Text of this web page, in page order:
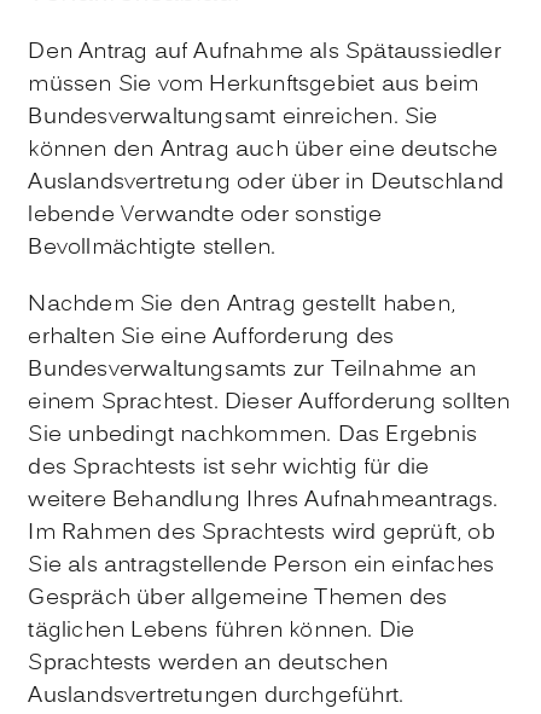
Den Antrag auf Aufnahme als Spätaussiedler
müssen Sie vom Herkunftsgebiet aus beim
Bundesverwaltungsamt einreichen. Sie
können den Antrag auch über eine deutsche
Auslandsvertretung oder über in Deutschland
lebende Verwandte oder sonstige
Bevollmächtigte stellen.
Nachdem Sie den Antrag gestellt haben,
erhalten Sie eine Aufforderung des
Bundesverwaltungsamts zur Teilnahme an
einem Sprachtest. Dieser Aufforderung sollten
Sie unbedingt nachkommen. Das Ergebnis
des Sprachtests ist sehr wichtig für die
weitere Behandlung Ihres Aufnahmeantrags.
Im Rahmen des Sprachtests wird geprüft, ob
Sie als antragstellende Person ein einfaches
Gespräch über allgemeine Themen des
täglichen Lebens führen können. Die
Sprachtests werden an deutschen
Auslandsvertretungen durchgeführt.